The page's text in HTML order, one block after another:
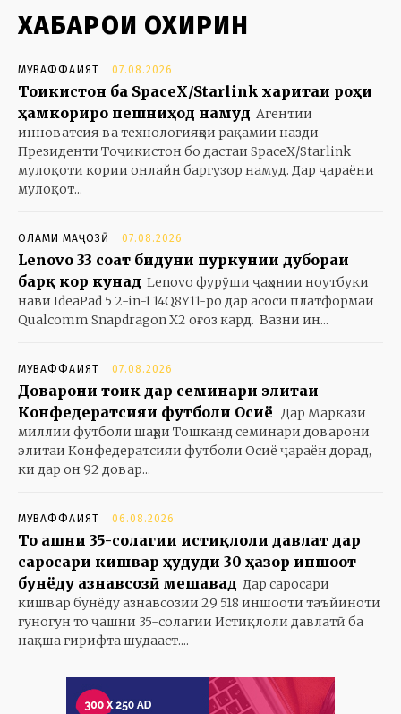
ХАБАРҲОИ ОХИРИН
МУВАФФАҚИЯТ 07.08.2026
Тоҷикистон ба SpaceX/Starlink харитаи роҳи
ҳамкориро пешниҳод намуд Агентии
инноватсия ва технологияҳои рақамии назди
Президенти Тоҷикистон бо дастаи SpaceX/Starlink
мулоқоти кории онлайн баргузор намуд. Дар ҷараёни
мулоқот...
ОЛАМИ МАҶОЗӢ 07.08.2026
Lenovo 33 соат бидуни пуркунии дубораи
барқ кор кунад Lenovo фурӯши ҷаҳонии ноутбуки
нави IdeaPad 5 2-in-1 14Q8Y11-ро дар асоси платформаи
Qualcomm Snapdragon X2 оғоз кард. Вазни ин...
МУВАФФАҚИЯТ 07.08.2026
Доварони тоҷик дар семинари элитаи
Конфедератсияи футболи Осиё Дар Маркази
миллии футболи шаҳри Тошканд семинари доварони
элитаи Конфедератсияи футболи Осиё ҷараён дорад,
ки дар он 92 довар...
МУВАФФАҚИЯТ 06.08.2026
То ҷашни 35-солагии истиқлоли давлат дар
саросари кишвар ҳудуди 30 ҳазор иншоот
бунёду азнавсозӣ мешавад Дар саросари
кишвар бунёду азнавсозии 29 518 иншооти таъйиноти
гуногун то ҷашни 35-солагии Истиқлоли давлатӣ ба
нақша гирифта шудааст....